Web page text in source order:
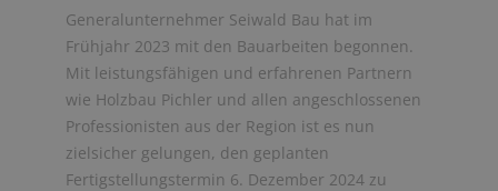
Generalunternehmer Seiwald Bau hat im
Frühjahr 2023 mit den Bauarbeiten begonnen.
Mit leistungsfähigen und erfahrenen Partnern
wie Holzbau Pichler und allen angeschlossenen
Professionisten aus der Region ist es nun
zielsicher gelungen, den geplanten
Fertigstellungstermin 6. Dezember 2024 zu